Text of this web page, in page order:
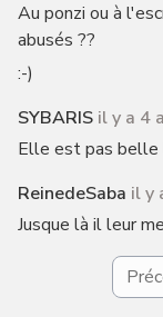
Au ponzi ou à
abusés ??
:-)
SYBARIS il y a 4
Elle est pas belle
ReinedeSaba il y
Jusque là il leur